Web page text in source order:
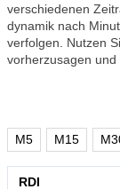
verschiedenen
dynamik nach
verfolgen. Nutzen
vorherzusagen und
M5 M15
RDI